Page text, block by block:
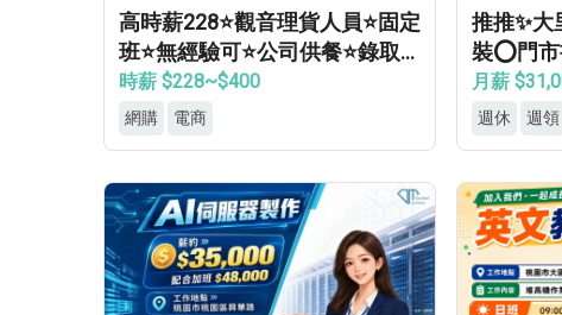
高時薪228⭐觀音理貨人員⭐固定
班⭐無經驗可⭐公司供餐⭐錄取
率高
時薪 $228~$400
網購 電商
推推✨
裝⭕門
領⭕見紅
月薪
週休 週領